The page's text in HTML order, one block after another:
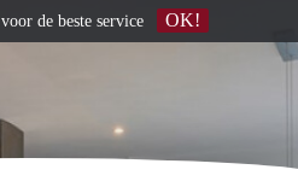
voor de beste service OK!